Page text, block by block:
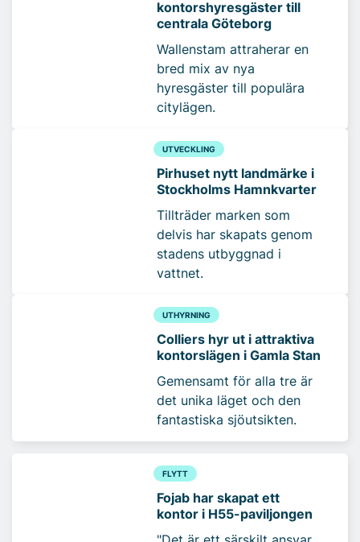
kontorshyresgäster till
centrala Göteborg
Wallenstam attraherar en
bred mix av nya
hyresgäster till populära
citylägen.
UTVECKLING
Pirhuset nytt landmärke i
Stockholms Hamnkvarter
Tillträder marken som
delvis har skapats genom
stadens utbyggnad i
vattnet.
UTHYRNING
Colliers hyr ut i attraktiva
kontorslägen i Gamla Stan
Gemensamt för alla tre är
det unika läget och den
fantastiska sjöutsikten.
FLYTT
Fojab har skapat ett
kontor i H55-paviljongen